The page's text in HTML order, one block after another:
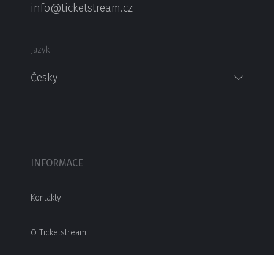
info@ticketstream.cz
Jazyk
Česky
INFORMACE
Kontakty
O Ticketstream